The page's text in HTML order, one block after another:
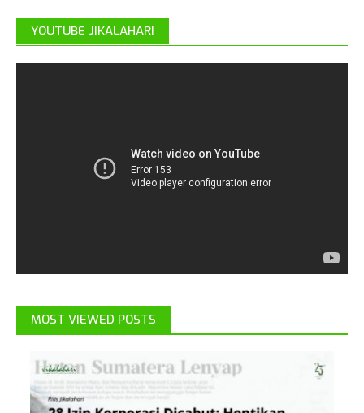
YOUTUBE JIKALAHARI
MOST VIEWED POSTS